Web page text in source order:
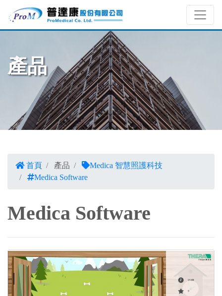
產品
首頁 產品
Medica 智慧照護科技
Medica Software
Medica Software